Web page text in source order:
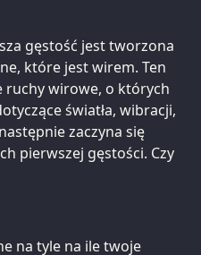
gęstość jest tworzona
które jest wirem. Ten
wirowe, o których
światła, wibracji,
zaczyna się
pierwszej gęstości. Czy
na tyle na ile twoje